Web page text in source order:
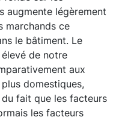
augmente légèrement
marchands ce
le bâtiment. Le
de notre
aux
domestiques,
fait que les facteurs
les facteurs